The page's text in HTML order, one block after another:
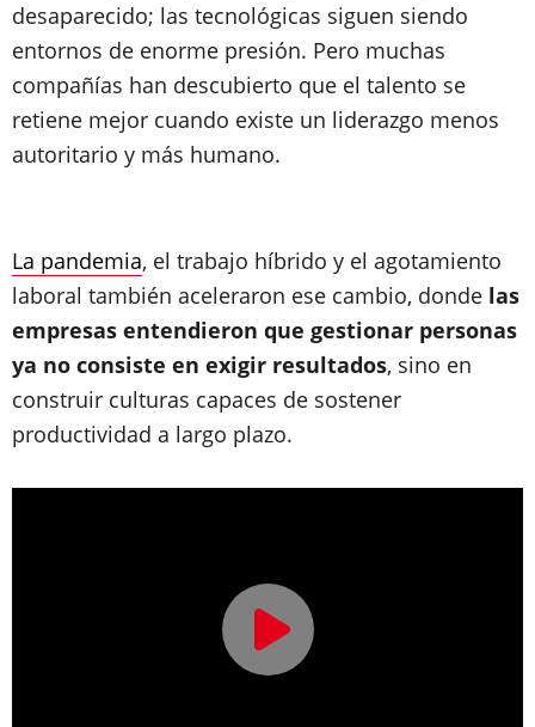
desaparecido; las tecnológicas siguen siendo
entornos de enorme presión. Pero muchas
compañías han descubierto que el talento se
retiene mejor cuando existe un liderazgo menos
autoritario y más humano.
La pandemia, el trabajo híbrido y el agotamiento
laboral también aceleraron ese cambio, donde las
empresas entendieron que gestionar personas
ya no consiste en exigir resultados, sino en
construir culturas capaces de sostener
productividad a largo plazo.